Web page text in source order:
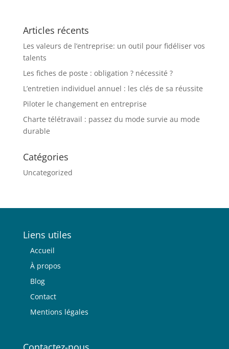
Articles récents
Les valeurs de l’entreprise: un outil pour fidéliser vos
talents
Les fiches de poste : obligation ? nécessité ?
L’entretien individuel annuel : les clés de sa réussite
Piloter le changement en entreprise
Charte télétravail : passez du mode survie au mode
durable
Catégories
Uncategorized
Liens utiles
Accueil
À propos
Blog
Contact
Mentions légales